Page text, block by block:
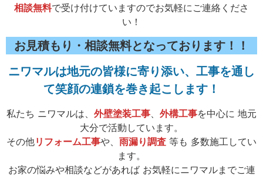
相談無料で受け付けていますのでお気軽にご連絡くださ
い！
お見積もり・相談無料となっております！！
ニワマルは地元の皆様に寄り添い、工事を通し
て笑顔の連鎖を巻き起こします！
私たち ニワマルは、 外壁塗装工事 外構工事を中心に 地元
大分で活動しています。
その他リフォーム工事や、 雨漏り調査 等も 多数施工してい
ます。
お家の悩みや相談などがあれば お気軽にニワマルまでご連